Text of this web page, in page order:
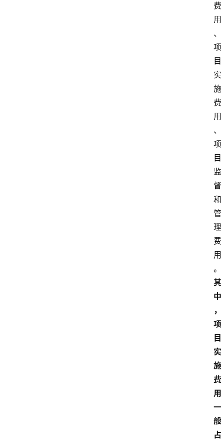
费
用
、
项
目
实
施
费
用
、
项
目
监
督
和
管
理
费
用
。
其
中
，
项
目
实
施
费
用
一
般
占